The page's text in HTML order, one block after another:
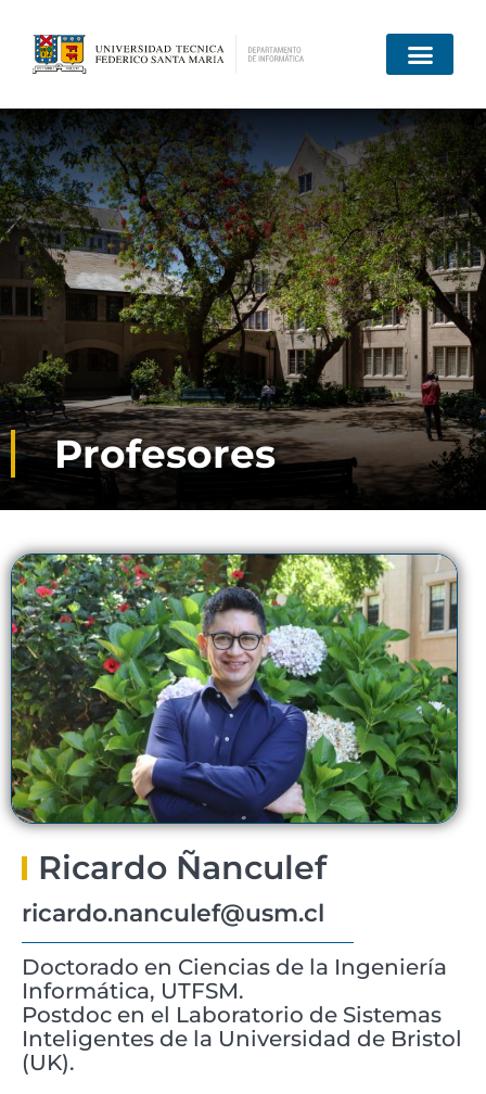
Profesores
Ricardo Ñanculef
ricardo.nanculef@usm.cl
Doctorado en Ciencias de la Ingeniería
Informática, UTFSM.
Postdoc en el Laboratorio de Sistemas
Inteligentes de la Universidad de Bristol
(UK).